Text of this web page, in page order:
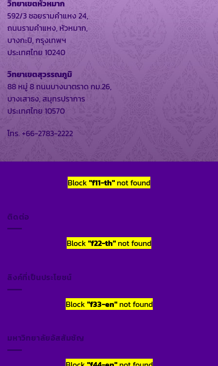
วิทยาเขตหัวหมาก
592/3 ซอยรามคำแหง 24,
ถนนรามคำแหง, หัวหมาก,
บางกะปิ, กรุงเทพฯ
ประเทศไทย 10240
วิทยาเขตสุวรรณภูมิ
88 หมู่ 8 ถนนบางนาตราด กม.26,
บางเสาธง, สมุทรปราการ
ประเทศไทย 10570
โทร. +66-2783-2222
Block "f11-th" not found
ติดต่อ
Block "f22-th" not found
ลิงค์ที่เป็นประโยชน์
Block "f33-en"not found
มหาวิทยาลัยอัสสัมชัญ